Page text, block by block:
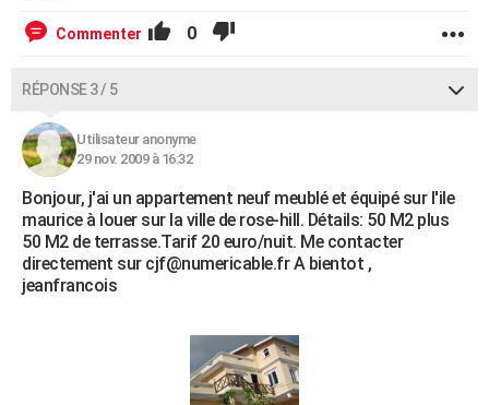
Commenter 0
RÉPONSE 3 / 5
Utilisateur anonyme
29 nov. 2009 à 16:32
Bonjour, j'ai un appartement neuf meublé et équipé sur l'ile
maurice à louer sur la ville de rose-hill. Détails: 50 M2 plus
50 M2 de terrasse.Tarif 20 euro/nuit. Me contacter
directement sur cjf@numericable.fr A bientot ,
jeanfrancois